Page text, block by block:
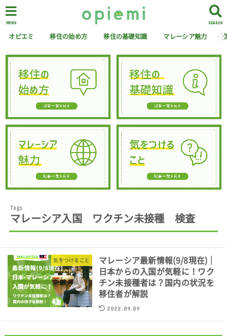
SEARCH
MENU
オピエミ 移住の始め方 移住の基礎知識 マレーシア魅力
マレーシア入国 ワクチン未接種 検査
気をつけること
マレーシア最新情報(9/8現在)｜
日本からの入国が気軽に！ワク
チン未接種者は？国内の状況を
移住者が解説
2022.09.09